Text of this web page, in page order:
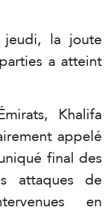
la joute
a atteint
Khalifa
appelé
final des
attaques de
en